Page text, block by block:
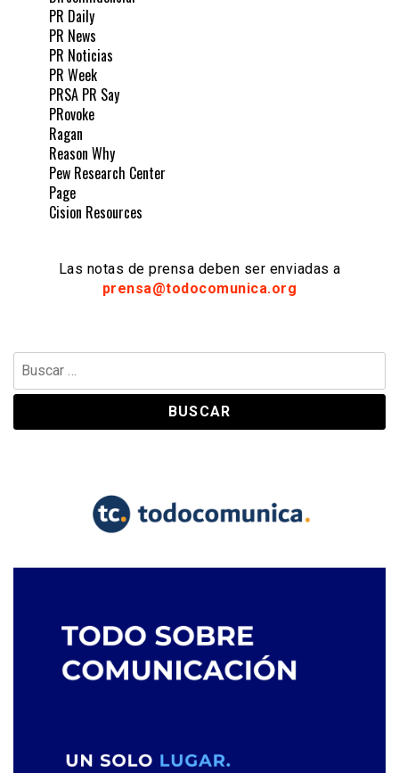
PR Daily
PR News
PR Noticias
PR Week
PRSA PR Say
PRovoke
Ragan
Reason Why
Pew Research Center
Page
Cision Resources
Las notas de prensa deben ser enviadas a
prensa@todocomunica.org
Buscar: